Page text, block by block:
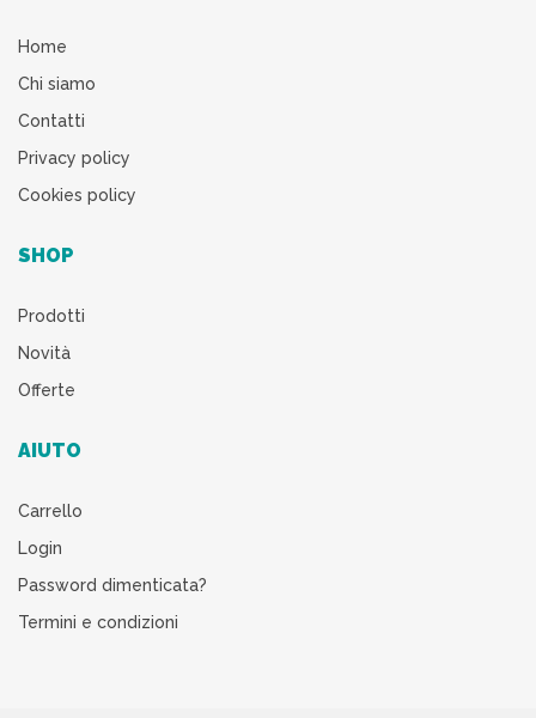
Home
Chi siamo
Contatti
Privacy policy
Cookies policy
SHOP
Prodotti
Novità
Offerte
AIUTO
Carrello
Login
Password dimenticata?
Termini e condizioni